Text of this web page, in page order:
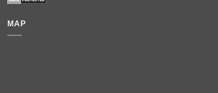
MAP